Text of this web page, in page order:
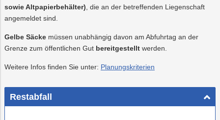
&
Tarife
Mobilität
Wasser
Hausbau
E-
Veranstaltungen
Services
Kulturzeit
sowie Altpapierbehälter) , die an der betreffenden Liegenschaft
angemeldet sind.
Gelbe Säcke müssen unabhängig davon am Abfuhrtag an der
Grenze zum öffentlichen Gut bereitgestellt werden.
Weitere Infos finden Sie unter: Planungskriterien
Restabfall